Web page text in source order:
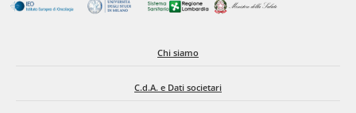
Chi siamo
C.d.A. e Dati societari